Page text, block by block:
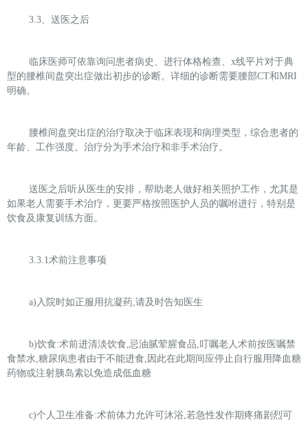
3.3、送医之后
临床医师可依靠询问患者病史、进行体格检查、x线平片对于典
型的腰椎间盘突出症做出初步的诊断。详细的诊断需要腰部CT和MRI
明确。
腰椎间盘突出症的治疗取决于临床表现和病理类型，综合患者的
年龄、工作强度。治疗分为手术治疗和非手术治疗。
送医之后听从医生的安排，帮助老人做好相关照护工作，尤其是
如果老人需要手术治疗，更要严格按照医护人员的嘱咐进行，特别是
饮食及康复训练方面。
3.3.1术前注意事项
a) 入院时如正服用抗凝药,请及时告知医生
b)饮食:术前进清淡饮食,忌油腻荤腥食品,叮嘱老人术前按医嘱禁
食禁水,糖尿病患者由于不能进食,因此在此期间应停止自行服用降血糖
药物或注射胰岛素以免造成低血糖
c)个人卫生准备:术前体力允许可沐浴,若急性发作期疼痛剧烈可